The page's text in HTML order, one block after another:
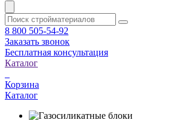
8 800 505-54-92
Заказать звонок
Бесплатная консультация
Каталог
Корзина
Каталог